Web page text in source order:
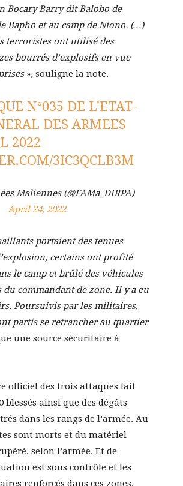
Bocary Barry dit Balobo de
Bapho et au camp de Niono. (…)
terroristes ont utilisé des
bourrés d’explosifs en vue
», souligne la note.
N°035 DE L'ETAT-
DES ARMEES
2022
3IC3QCLB3M
Maliennes (@FAMa_DIRPA)
April 24, 2022
portaient des tenues
certains ont profité
le camp et brûlé des véhicules
du commandant de zone. Il y a eu
Poursuivis par les militaires,
partis se retrancher au quartier
une source sécuritaire à
officiel des trois attaques fait
blessés ainsi que des dégâts
dans les rangs de l’armée. Au
sont morts et du matériel
selon l’armée. Et de
est sous contrôle et les
renforcés dans ces zones.